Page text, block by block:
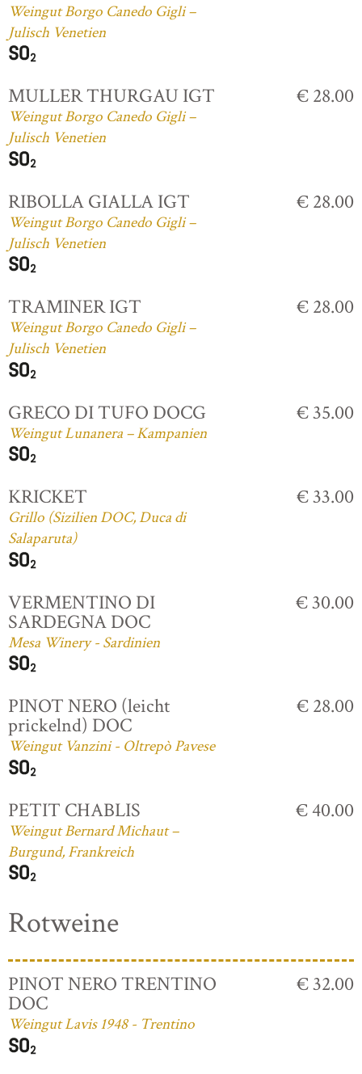
Weingut Borgo Canedo Gigli –
Julisch Venetien
MULLER THURGAU IGT
Weingut Borgo Canedo Gigli –
Julisch Venetien
€ 28.00
RIBOLLA GIALLA IGT
Weingut Borgo Canedo Gigli –
Julisch Venetien
€ 28.00
TRAMINER IGT
Weingut Borgo Canedo Gigli –
Julisch Venetien
€ 28.00
GRECO DI TUFO DOCG
Weingut Lunanera – Kampanien
€ 35.00
KRICKET
Grillo (Sizilien DOC, Duca di
Salaparuta)
€ 33.00
VERMENTINO DI
SARDEGNA DOC
Mesa Winery - Sardinien
€ 30.00
PINOT NERO (leicht
prickelnd) DOC
Weingut Vanzini - Oltrepò Pavese
€ 28.00
PETIT CHABLIS
Weingut Bernard Michaut –
Burgund, Frankreich
€ 40.00
Rotweine
PINOT NERO TRENTINO
DOC
Weingut Lavis 1948 - Trentino
€ 32.00